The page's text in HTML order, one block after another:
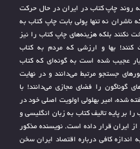
روند چاپ کتاب در ایران در حال حرکت
نه تنها پولی بابت چاپ کتاب به
نکنند بلکه هزینه‌های چاپ کتاب را نیز
کنند! بها و ارزشی که مردم به کتاب
عجیب شده است به گونه‌ای که کتاب
جستجو مرتبط می‌دانند و در نهایت
گوناگون را فضای مجازی می‌دانند! با
شده، امیر بهلولی اولویت اصلی خود در
بر پایه تالیف کتاب به زبان انگلیسی و
ایران قرار داده است. نویسنده مذکور
اندازه کافی درباره اقتصاد ایران سخن